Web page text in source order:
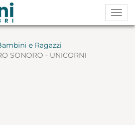
e Ragazzi
SONORO - UNICORNI